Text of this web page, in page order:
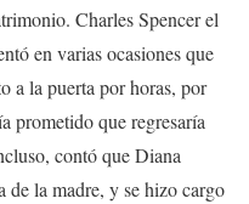
Charles Spencer el
en varias ocasiones que
a la puerta por horas, por
prometido que regresaría
contó que Diana
de la madre, y se hizo cargo